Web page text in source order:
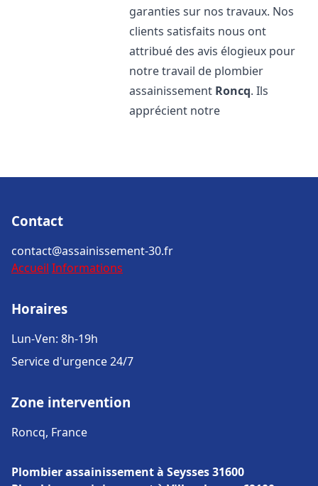
garanties sur nos travaux. Nos
clients satisfaits nous ont
attribué des avis élogieux pour
notre travail de plombier
assainissement Roncq. Ils
apprécient notre
Contact
contact@assainissement-30.fr
Accueil Informations
Horaires
Lun-Ven: 8h-19h
Service d'urgence 24/7
Zone intervention
Roncq, France
Plombier assainissement à Seysses 31600